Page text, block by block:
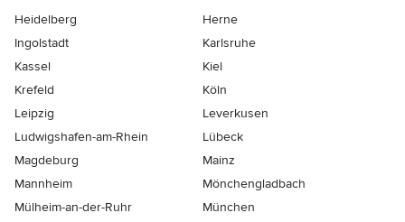
Heidelberg
Herne
Ingolstadt
Karlsruhe
Kassel
Kiel
Krefeld
Köln
Leipzig
Leverkusen
Ludwigshafen-am-Rhein
Lübeck
Magdeburg
Mainz
Mannheim
Mönchen­gladbach
Mülheim-an-der-Ruhr
München